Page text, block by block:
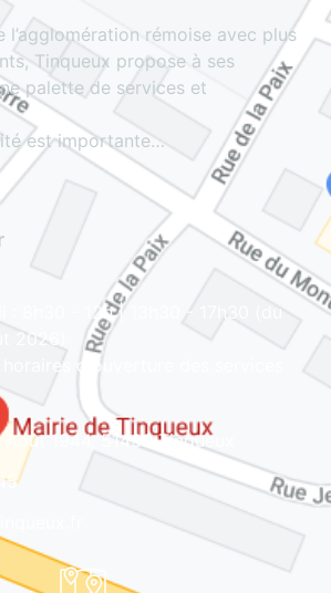
l’agglomération rémoise avec plus
Tinqueux propose à ses
palette de services et
est importante…
: 8h30 - 12h | 13h30 - 17h30 (du
2026)
d'ouverture des services
Août 1944, 51430 Tinqueux